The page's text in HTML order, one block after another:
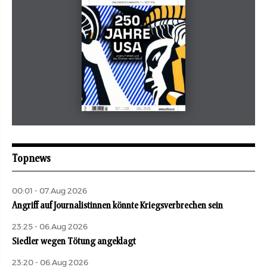
aufbau
Topnews
00:01 - 07.Aug 2026
Angriff auf Journalistinnen könnte Kriegsverbrechen sein
23:25 - 06.Aug 2026
Siedler wegen Tötung angeklagt
23:20 - 06.Aug 2026